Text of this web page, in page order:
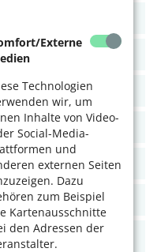
Externe
Technologien
wir, um
Inhalte von Video-
Social-Media-
und
externen Seiten
Dazu
zum Beispiel
Kartenausschnitte
den Adressen der